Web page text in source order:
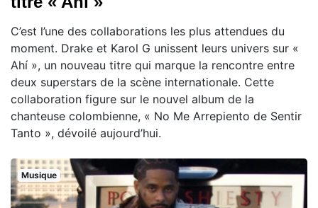
C’est l’une des collaborations les plus attendues du
moment. Drake et Karol G unissent leurs univers sur «
Ahí », un nouveau titre qui marque la rencontre entre
deux superstars de la scène internationale. Cette
collaboration figure sur le nouvel album de la
chanteuse colombienne, « No Me Arrepiento de Sentir
Tanto », dévoilé aujourd’hui.
Musique